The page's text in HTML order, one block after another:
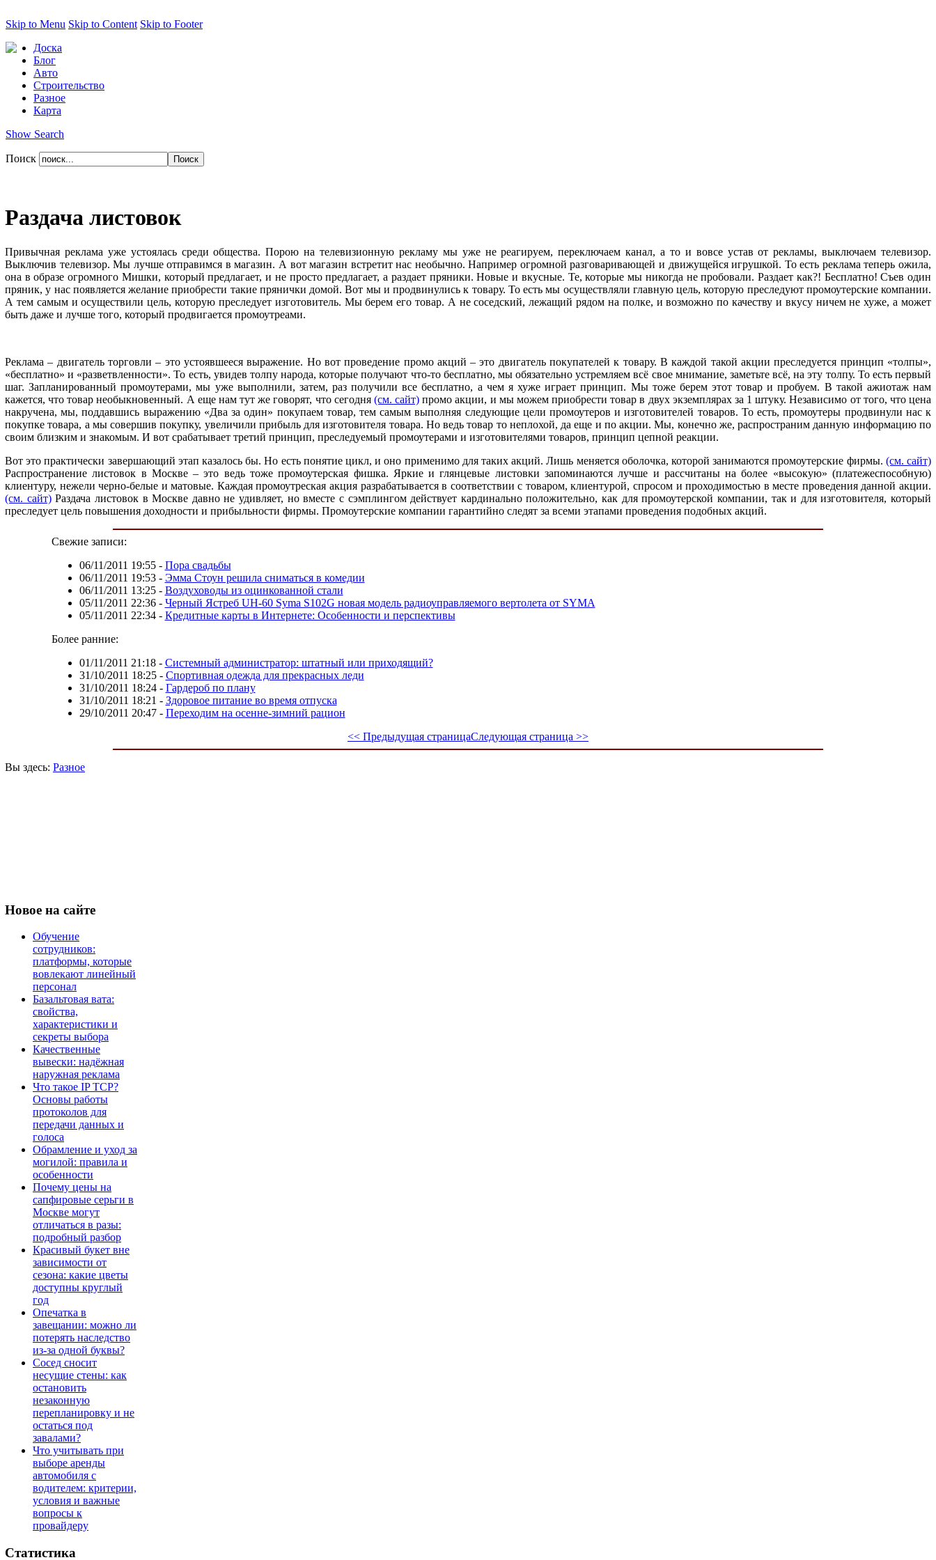
Skip to Menu Skip to Content Skip to Footer
Доска
Блог
Авто
Строительство
Разное
Карта
Show Search
Поиск
Раздача листовок
Привычная реклама уже устоялась среди общества. Порою на телевизионную рекламу мы уже не реагируем, переключаем канал, а то и вовсе устав от рекламы, выключаем телевизор.
Выключив телевизор. Мы лучше отправимся в магазин. А вот магазин встретит нас необычно. Например огромной разговаривающей и движущейся игрушкой. То есть реклама теперь ожила,
она в образе огромного Мишки, который предлагает, и не просто предлагает, а раздает пряники. Новые и вкусные. Те, которые мы никогда не пробовали. Раздает как?! Бесплатно! Съев один
пряник, у нас появляется желание приобрести такие прянички домой. Вот мы и продвинулись к товару. То есть мы осуществляли главную цель, которую преследуют промоутерские компании.
А тем самым и осуществили цель, которую преследует изготовитель. Мы берем его товар. А не соседский, лежащий рядом на полке, и возможно по качеству и вкусу ничем не хуже, а может
быть даже и лучше того, который продвигается промоутреами.
Реклама – двигатель торговли – это устоявшееся выражение. Но вот проведение промо акций – это двигатель покупателей к товару. В каждой такой акции преследуется принцип «толпы»,
«бесплатно» и «разветвленности». То есть, увидев толпу народа, которые получают что-то бесплатно, мы обязательно устремляем всё свое мнимание, заметьте всё, на эту толпу. То есть первый
шаг. Запланированный промоутерами, мы уже выполнили, затем, раз получили все бесплатно, а чем я хуже играет принцип. Мы тоже берем этот товар и пробуем. В такой ажиотаж нам
кажется, что товар необыкновенный. А еще нам тут же говорят, что сегодня (см. сайт) промо акции, и мы можем приобрести товар в двух экземплярах за 1 штуку. Независимо от того, что цена
накручена, мы, поддавшись выражению «Два за один» покупаем товар, тем самым выполняя следующие цели промоутеров и изготовителей товаров. То есть, промоутеры продвинули нас к
покупке товара, а мы совершив покупку, увеличили прибыль для изготовителя товара. Но ведь товар то неплохой, да еще и по акции. Мы, конечно же, распространим данную информацию по
своим близким и знакомым. И вот срабатывает третий принцип, преследуемый промоутерами и изготовителями товаров, принцип цепной реакции.
Вот это практически завершающий этап казалось бы. Но есть понятие цикл, и оно применимо для таких акций. Лишь меняется оболочка, которой занимаются промоутерские фирмы. (см. сайт)
Распространение листовок в Москве – это ведь тоже промоутерская фишка. Яркие и глянцевые листовки запоминаются лучше и рассчитаны на более «высокую» (платежеспособную)
клиентуру, нежели черно-белые и матовые. Каждая промоутреская акция разрабатывается в соответствии с товаром, клиентурой, спросом и проходимостью в месте проведения данной акции.
(см. сайт)Раздача листовок в Москве давно не удивляет, но вместе с сэмплингом действует кардинально положительно, как для промоутерской компании, так и для изготовителя, который
преследует цель повышения доходности и прибыльности фирмы. Промоутерские компании гарантийно следят за всеми этапами проведения подобных акций.
Свежие записи:
06/11/2011 19:55- Пора свадьбы
06/11/2011 19:53- Эмма Стоун решила сниматься в комедии
06/11/2011 13:25- Воздуховоды из оцинкованной стали
05/11/2011 22:36- Черный Ястреб UH-60 Syma S102G новая модель радиоуправляемого вертолета от SYMA
05/11/2011 22:34- Кредитные карты в Интернете: Особенности и перспективы
Более ранние:
01/11/2011 21:18- Системный администратор: штатный или приходящий?
31/10/2011 18:25- Спортивная одежда для прекрасных леди
31/10/2011 18:24- Гардероб по плану
31/10/2011 18:21 - Здоровое питание во время отпуска
29/10/2011 20:47- Переходим на осенне-зимний рацион
<< Предыдущая страницаСледующая страница >>
Вы здесь: Разное
Новое на сайте
Обучение
сотрудников:
платформы, которые
вовлекают линейный
персонал
Базальтовая вата:
свойства,
характеристики и
секреты выбора
Качественные
вывески: надёжная
наружная реклама
Что такое IP TCP?
Основы работы
протоколов для
передачи данных и
голоса
Обрамление и уход за
могилой: правила и
особенности
Почему цены на
сапфировые серьги в
Москве могут
отличаться в разы:
подробный разбор
Красивый букет вне
зависимости от
сезона: какие цветы
доступны круглый
год
Опечатка в
завещании: можно ли
потерять наследство
из-за одной буквы?
Сосед сносит
несущие стены: как
остановить
незаконную
перепланировку и не
остаться под
завалами?
Что учитывать при
выборе аренды
автомобиля с
водителем: критерии,
условия и важные
вопросы к
провайдеру
Статистика